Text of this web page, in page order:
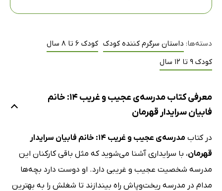
دسته‌ها: داستان سرگرم کننده کودک کودک 6 تا 8 سال
کودک 9 تا 12 سال
معرفی کتاب مدرسه‌ی عجیب و غریب 14: خانم
فابیان سرایدار قهرمان
در کتاب
مدرسه‌ی عجیب و غریب 14: خانم فابیان سرایدار
قهرمان، با سرایداری آشنا می‌شوید که مثل باقی کارکنان این
مدرسه شخصیت عجیب و غریبی دارد. او دوست دارد بچه‌ها
مدام در مدرسه ریخت‌و‌پاش راه بیندازند تا شغلش را به بهترین